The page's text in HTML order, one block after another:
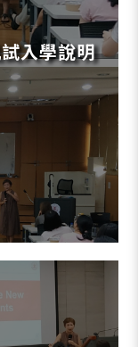
入學說明